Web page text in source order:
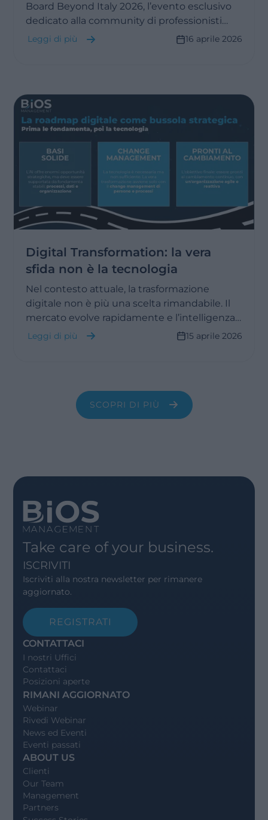
Board Beyond Italy 2026, l’evento esclusivo
dedicato alla community di professionisti
che vogliono guidare l’evoluzione della
Leggi di più 16 aprile 2026
Digital Transformation: la vera
sfida non è la tecnologia
Nel contesto attuale, la trasformazione
digitale non è più una scelta rimandabile. Il
mercato evolve rapidamente e l’intelligenza
artificiale sta cambiando significativamente
Leggi di più 15 aprile 2026
SCOPRI DI PIÙ
Take care of your business.
ISCRIVITI
Iscriviti alla nostra newsletter per rimanere
aggiornato.
REGISTRATI
CONTATTACI
I nostri Uffici
Contattaci
Posizioni aperte
RIMANI AGGIORNATO
Webinar
Rivedi Webinar
News ed Eventi
Eventi passati
ABOUT US
Clienti
Our Team
Management
Partners